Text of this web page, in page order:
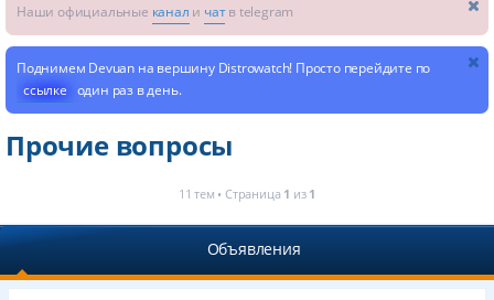
Наши официальные канал и чатв telegram
Поднимем Devuan на вершину Distrowatch! Просто перейдите по
ссылке один раз в день.
Прочие вопросы
11 тем • Страница 1 из 1
Объявления